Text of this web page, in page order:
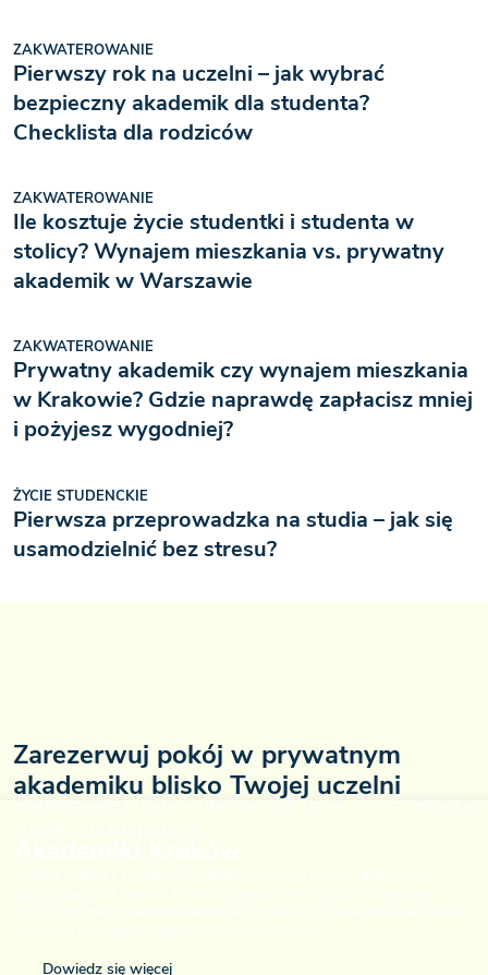
ZAKWATEROWANIE
Pierwszy rok na uczelni – jak wybrać
bezpieczny akademik dla studenta?
Checklista dla rodziców
ZAKWATEROWANIE
Ile kosztuje życie studentki i studenta w
stolicy? Wynajem mieszkania vs. prywatny
akademik w Warszawie
ZAKWATEROWANIE
Prywatny akademik czy wynajem mieszkania
w Krakowie? Gdzie naprawdę zapłacisz mniej
i pożyjesz wygodniej?
ŻYCIE STUDENCKIE
Pierwsza przeprowadzka na studia – jak się
usamodzielnić bez stresu?
Zarezerwuj pokój w prywatnym
akademiku blisko Twojej uczelni
Dowiedz się więcej